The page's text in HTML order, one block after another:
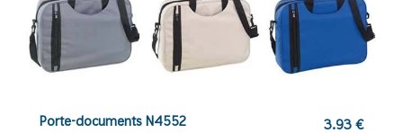
Porte-documents N4552 3.93 €